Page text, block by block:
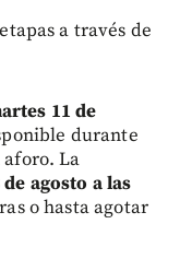
a través de
11 de
durante
aforo. La
agosto a las
o hasta agotar